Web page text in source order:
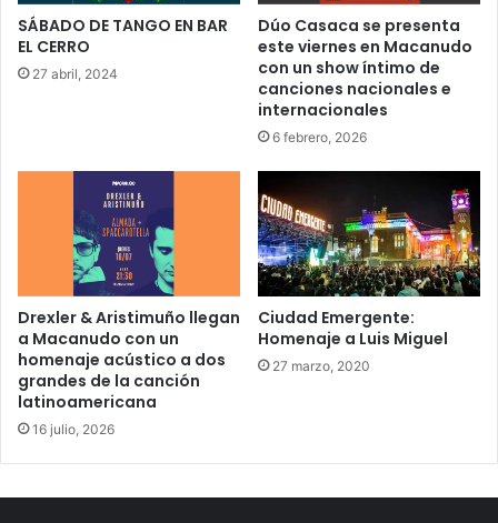
SÁBADO DE TANGO EN BAR
EL CERRO
27 abril, 2024
Dúo Casaca se presenta
este viernes en Macanudo
con un show íntimo de
canciones nacionales e
internacionales
6 febrero, 2026
Drexler & Aristimuño llegan
a Macanudo con un
homenaje acústico a dos
grandes de la canción
latinoamericana
16 julio, 2026
Ciudad Emergente:
Homenaje a Luis Miguel
27 marzo, 2020